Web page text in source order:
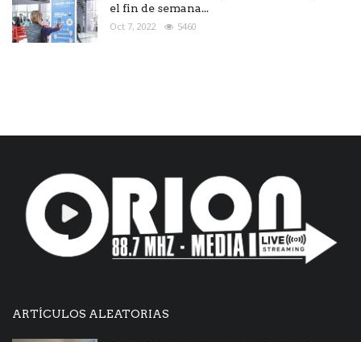
el fin de semana...
Oct 7, 2022 5460
ARTÍCULOS ALEATORIAS